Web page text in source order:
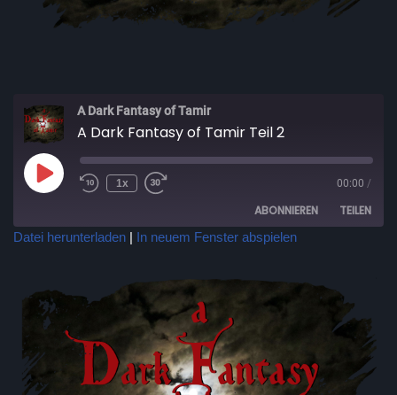
A Dark Fantasy of Tamir
A Dark Fantasy of Tamir Teil 2
1x 00:00 /
ABONNIEREN TEILEN
LINK
EMBED
Datei herunterladen | In neuem Fenster abspielen